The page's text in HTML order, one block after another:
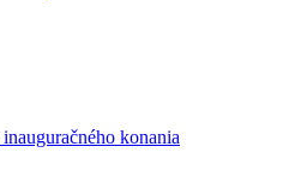
konania